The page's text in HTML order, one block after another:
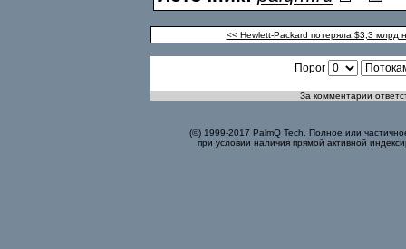
<< Hewlett-Packard потеряла $3,3 млрд
Порог
За комментарии
(©) 1999-2017 PalmQ Tech. Полное или
при условии наличия прямой активной